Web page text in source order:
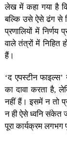
लेख में कहा गया है कि
बल्कि उसे ऐसे ढंग से
प्रणालियों में निर्णय
वाले तंत्रों में निहित
हैं।
‘द एपस्टीन
का दावा करता है,
नहीं हैं। इसमें न तो
न ही ऐसे ध्वनि संकेत
पूरा कार्यक्रम लगभग